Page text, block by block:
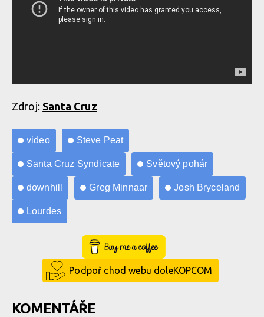
Zdroj: Santa Cruz
video Steve Peat
Santa Cruz Syndicate Světový pohár
downhill Greg Minnaar Josh Bryceland
Lourdes
Buy Me a Coffee
Podpoř chod webu doleKOPCOM
KOMENTÁŘE